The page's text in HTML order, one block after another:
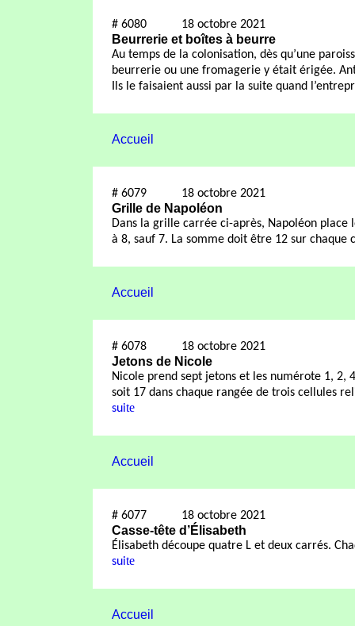
# 6080 18 octobre 2021
Beurrerie et boîtes à beurre
Au temps de la colonisation, dès qu’une
beurrerie ou une fromagerie y était érigée.
Ils le faisaient aussi par la suite quand
Accueil
# 6079 18 octobre 2021
Grille de Napoléon
Dans la grille carrée ci-après, Napoléon place
à 8, sauf 7. La somme doit être 12 sur chaque
Accueil
# 6078 18 octobre 2021
Jetons de Nicole
Nicole prend sept jetons et les numérote 1, 2,
soit 17 dans chaque rangée de trois cellules
suite
Accueil
# 6077 18 octobre 2021
Casse-tête d’Élisabeth
Élisabeth découpe quatre L et deux carrés.
suite
Accueil